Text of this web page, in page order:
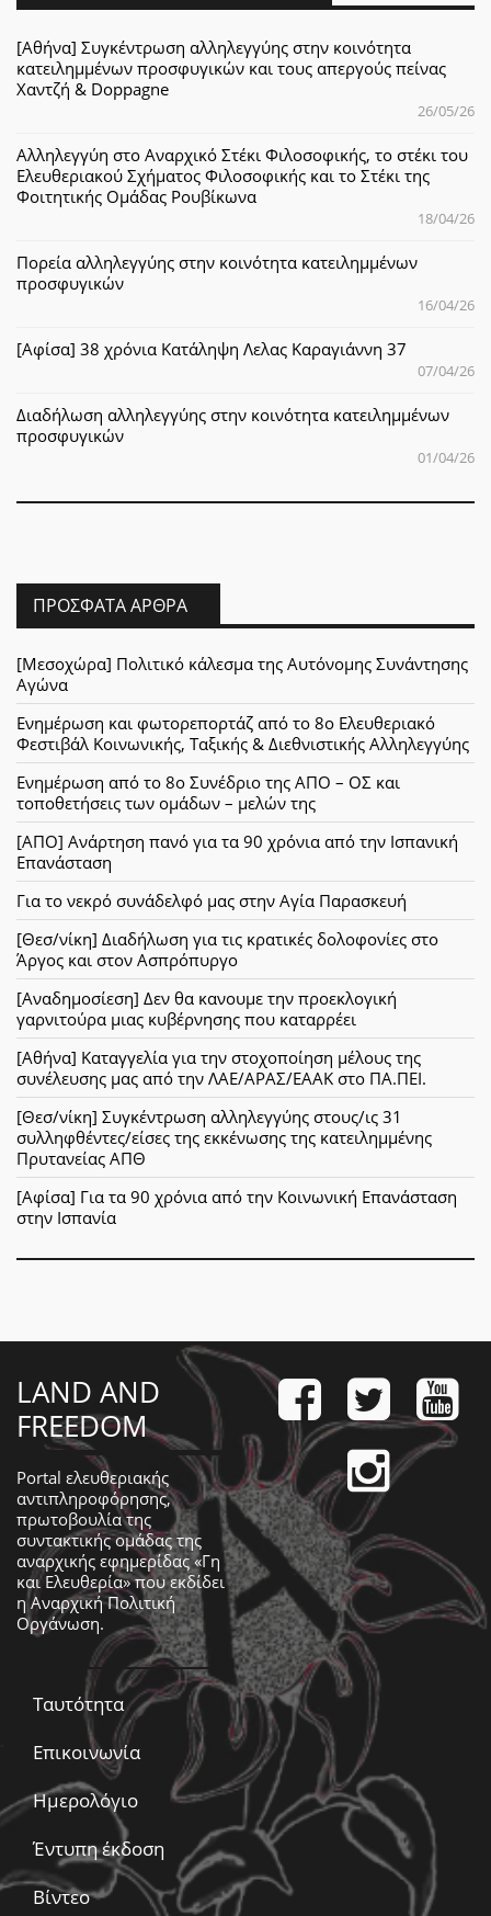
[Αθήνα] Συγκέντρωση αλληλεγγύης στην κοινότητα
κατειλημμένων προσφυγικών και τους απεργούς πείνας
Χαντζή & Doppagne
26/05/26
Αλληλεγγύη στο Αναρχικό Στέκι Φιλοσοφικής, το στέκι του
Ελευθεριακού Σχήματος Φιλοσοφικής και το Στέκι της
Φοιτητικής Ομάδας Ρουβίκωνα
18/04/26
Πορεία αλληλεγγύης στην κοινότητα κατειλημμένων
προσφυγικών
16/04/26
[Αφίσα] 38 χρόνια Κατάληψη Λελας Καραγιάννη 37
07/04/26
Διαδήλωση αλληλεγγύης στην κοινότητα κατειλημμένων
προσφυγικών
01/04/26
ΠΡΌΣΦΑΤΑ ΆΡΘΡΑ
[Μεσοχώρα] Πολιτικό κάλεσμα της Αυτόνομης Συνάντησης
Αγώνα
Ενημέρωση και φωτορεπορτάζ από το 8ο Ελευθεριακό
Φεστιβάλ Κοινωνικής, Ταξικής & Διεθνιστικής Αλληλεγγύης
Ενημέρωση από το 8ο Συνέδριο της ΑΠΟ – ΟΣ και
τοποθετήσεις των ομάδων – μελών της
[ΑΠΟ] Ανάρτηση πανό για τα 90 χρόνια από την Ισπανική
Επανάσταση
Για το νεκρό συνάδελφό μας στην Αγία Παρασκευή
[Θεσ/νίκη] Διαδήλωση για τις κρατικές δολοφονίες στο
Άργος και στον Ασπρόπυργο
[Αναδημοσίεση] Δεν θα κανουμε την προεκλογική
γαρνιτούρα μιας κυβέρνησης που καταρρέει
[Αθήνα] Καταγγελία για την στοχοποίηση μέλους της
συνέλευσης μας από την ΛΑΕ/ΑΡΑΣ/ΕΑΑΚ στο ΠΑ.ΠΕΙ.
[Θεσ/νίκη] Συγκέντρωση αλληλεγγύης στους/ις 31
συλληφθέντες/είσες της εκκένωσης της κατειλημμένης
Πρυτανείας ΑΠΘ
[Αφίσα] Για τα 90 χρόνια από την Κοινωνική Επανάσταση
στην Ισπανία
LAND AND
FREEDOM
Portal ελευθεριακής
αντιπληροφόρησης,
πρωτοβουλία της
συντακτικής ομάδας της
αναρχικής εφημερίδας «Γη
και Ελευθερία» που εκδίδει
ηΑναρχική Πολιτική
Οργάνωση.
Ταυτότητα
Επικοινωνία
Ημερολόγιο
Έντυπη έκδοση
Βίντεο